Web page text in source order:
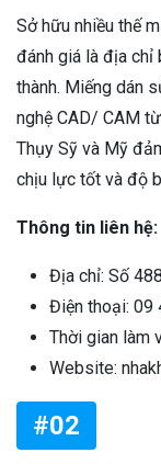
Sở hữu nhiều thế
đánh giá là địa chỉ
thành. Miếng dán
nghệ CAD/ CAM
Thụy Sỹ và Mỹ
chịu lực tốt và độ
Thông tin liên hệ:
Địa chỉ: Số
Điện thoại: 09
Thời gian làm
Website:
#02